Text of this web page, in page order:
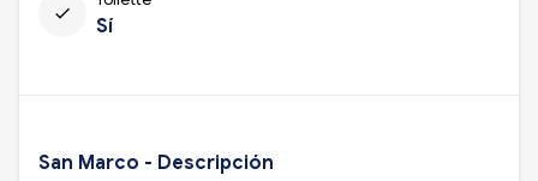
check
Sí
San Marco - Descripción